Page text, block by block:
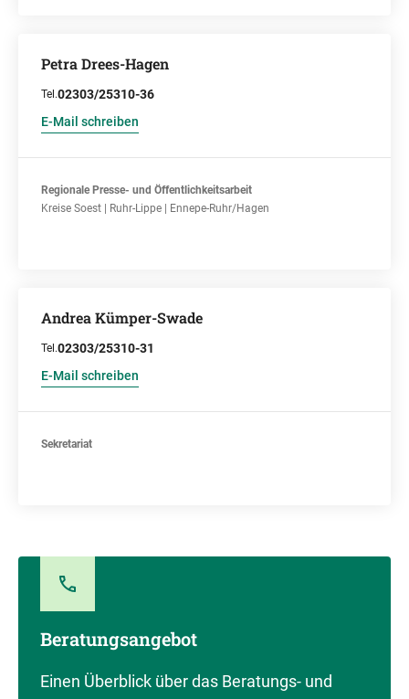
Petra Drees-Hagen
Tel.02303/25310-36
E-Mail schreiben
Regionale Presse- und Öffentlichkeitsarbeit
Kreise Soest | Ruhr-Lippe | Ennepe-Ruhr/Hagen
Andrea Kümper-Swade
Tel.02303/25310-31
E-Mail schreiben
Sekretariat
Beratungsangebot
Einen Überblick über das Beratungs- und